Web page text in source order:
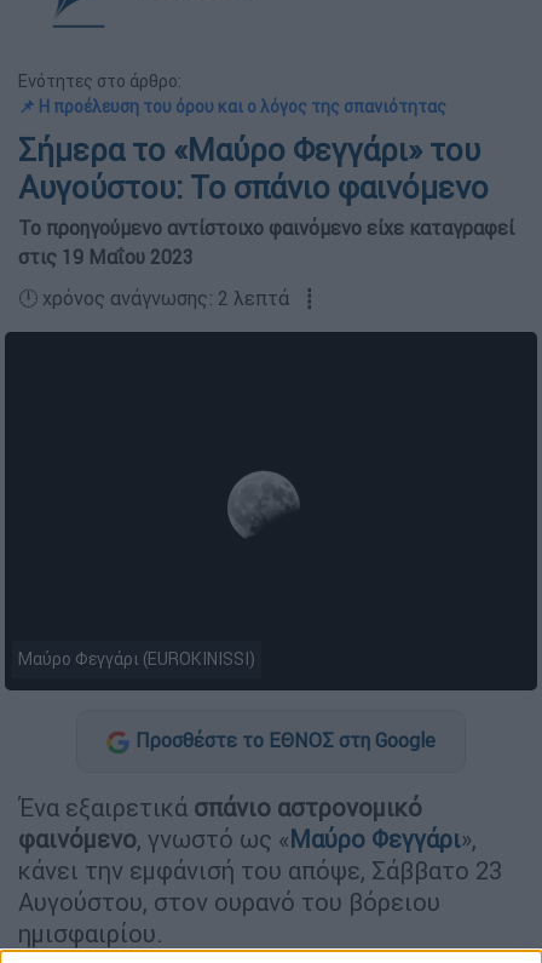
Ενότητες στο άρθρο:
📌 Η προέλευση του όρου και ο λόγος της σπανιότητας
Σήμερα το «Μαύρο Φεγγάρι» του
Αυγούστου: Το σπάνιο φαινόμενο
Το προηγούμενο αντίστοιχο φαινόμενο είχε καταγραφεί
στις 19 Μαΐου 2023
🕛 χρόνος ανάγνωσης: 2 λεπτά ┋
Μαύρο Φεγγάρι (EUROKINISSI)
Προσθέστε το ΕΘΝΟΣ στη Google
Ένα εξαιρετικά σπάνιο αστρονομικό
φαινόμενο, γνωστό ως «Μαύρο Φεγγάρι»,
κάνει την εμφάνισή του απόψε, Σάββατο 23
Αυγούστου, στον ουρανό του βόρειου
ημισφαιρίου.